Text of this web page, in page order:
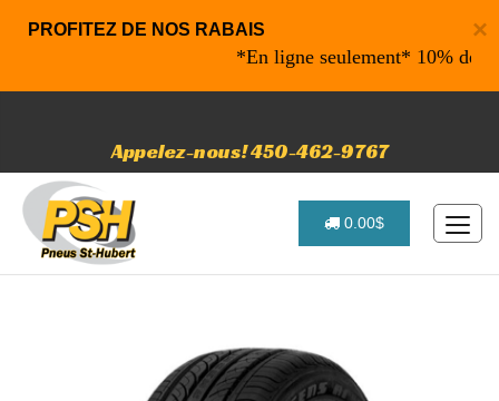
×
PROFITEZ DE NOS RABAIS
*En ligne seulement* 10% de
Appelez-nous! 450-462-9767
0.00$